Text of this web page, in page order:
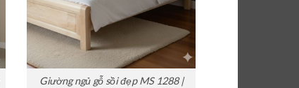
Giường ngủ gỗ sồi đẹp MS 1288 |